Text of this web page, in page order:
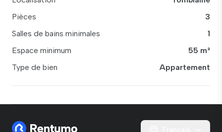
Pièces
3
Salles de bains minimales
1
Espace minimum
55 m²
Type de bien
Appartement